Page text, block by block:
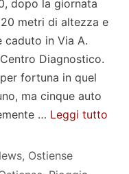
dopo la giornata
metri di altezza e
caduto in Via A.
Diagnostico.
fortuna in quel
ma cinque auto
… Leggi tutto
, Ostiense